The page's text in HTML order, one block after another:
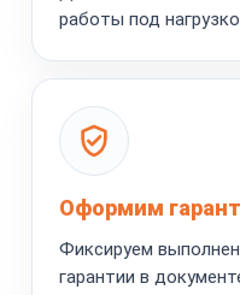
работы под
Оформим
Фиксируем
гарантии в